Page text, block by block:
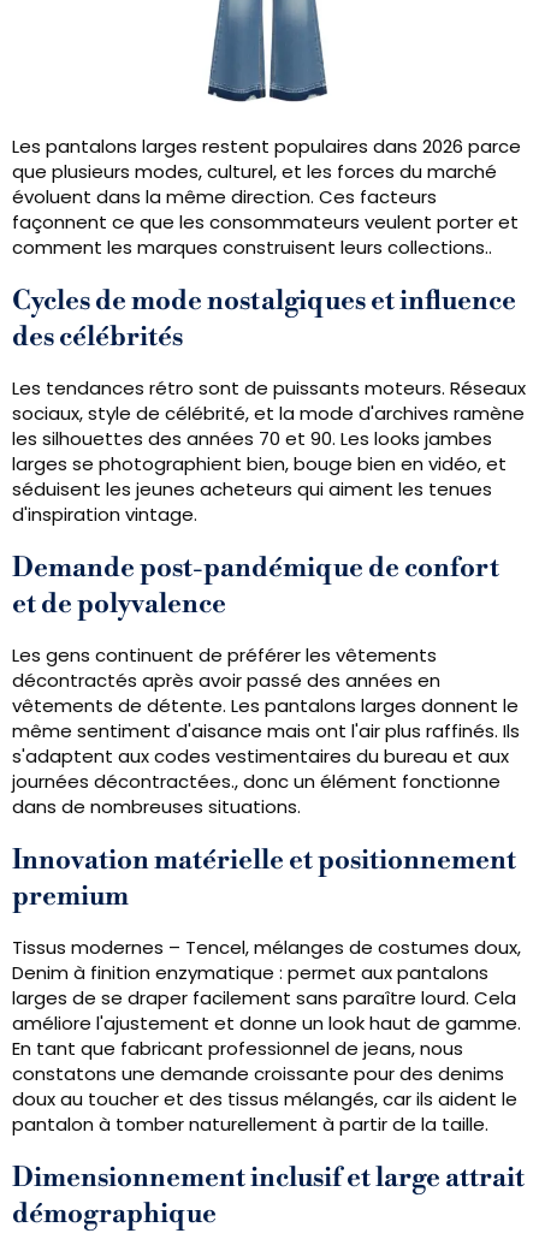
Les pantalons larges restent populaires dans 2026 parce
que plusieurs modes, culturel, et les forces du marché
évoluent dans la même direction. Ces facteurs
façonnent ce que les consommateurs veulent porter et
comment les marques construisent leurs collections..
Cycles de mode nostalgiques et influence
des célébrités
Les tendances rétro sont de puissants moteurs. Réseaux
sociaux, style de célébrité, et la mode d'archives ramène
les silhouettes des années 70 et 90. Les looks jambes
larges se photographient bien, bouge bien en vidéo, et
séduisent les jeunes acheteurs qui aiment les tenues
d'inspiration vintage.
Demande post-pandémique de confort
et de polyvalence
Les gens continuent de préférer les vêtements
décontractés après avoir passé des années en
vêtements de détente. Les pantalons larges donnent le
même sentiment d'aisance mais ont l'air plus raffinés. Ils
s'adaptent aux codes vestimentaires du bureau et aux
journées décontractées., donc un élément fonctionne
dans de nombreuses situations.
Innovation matérielle et positionnement
premium
Tissus modernes – Tencel, mélanges de costumes doux,
Denim à finition enzymatique : permet aux pantalons
larges de se draper facilement sans paraître lourd. Cela
améliore l'ajustement et donne un look haut de gamme.
En tant que fabricant professionnel de jeans, nous
constatons une demande croissante pour des denims
doux au toucher et des tissus mélangés, car ils aident le
pantalon à tomber naturellement à partir de la taille.
Dimensionnement inclusif et large attrait
démographique